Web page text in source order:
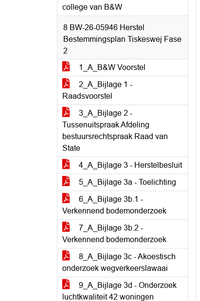
college van B&W
8 BW-26-05946 Herstel
Bestemmingsplan Tiskeswej Fase
2
1_A_B&W Voorstel
2_A_Bijlage 1 -
Raadsvoorstel
3_A_Bijlage 2 -
Tussenuitspraak Afdeling
bestuursrechtspraak Raad van
State
4_A_Bijlage 3 - Herstelbesluit
5_A_Bijlage 3a - Toelichting
6_A_Bijlage 3b.1 -
Verkennend bodemonderzoek
7_A_Bijlage 3b.2 -
Verkennend bodemonderzoek
8_A_Bijlage 3c - Akoestisch
onderzoek wegverkeerslawaai
9_A_Bijlage 3d - Onderzoek
luchtkwaliteit 42 woningen